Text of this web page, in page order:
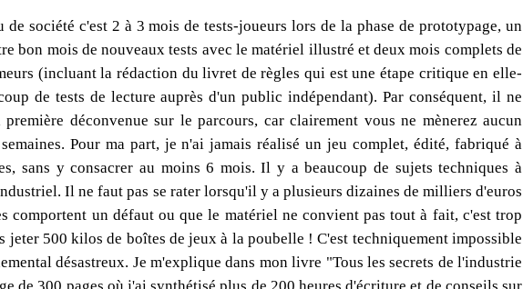
de société c'est 2 à 3 mois de tests-joueurs lors de la phase de prototypage, un
bon mois de nouveaux tests avec le matériel illustré et deux mois complets de
(incluant la rédaction du livret de règles qui est une étape critique en elle-
de tests de lecture auprès d'un public indépendant). Par conséquent, il ne
déconvenue sur le parcours, car clairement vous ne mènerez aucun
Pour ma part, je n'ai jamais réalisé un jeu complet, édité, fabriqué à
sans y consacrer au moins 6 mois. Il y a beaucoup de sujets techniques à
Il ne faut pas se rater lorsqu'il y a plusieurs dizaines de milliers d'euros
comportent un défaut ou que le matériel ne convient pas tout à fait, c'est trop
jeter 500 kilos de boîtes de jeux à la poubelle ! C'est techniquement impossible
désastreux. Je m'explique dans mon livre "Tous les secrets de l'industrie